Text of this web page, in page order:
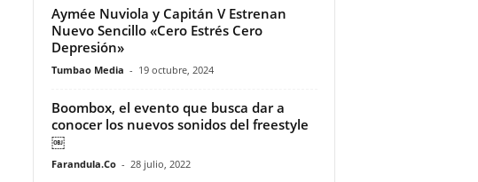
Aymée Nuviola y Capitán V Estrenan
Nuevo Sencillo «Cero Estrés Cero
Depresión»
Tumbao Media - 19 octubre, 2024
Boombox, el evento que busca dar a
conocer los nuevos sonidos del freestyle
￼
Farandula.Co - 28 julio, 2022